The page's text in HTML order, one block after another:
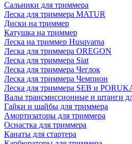
Сальники для триммера
Леска для триммера MATUR
Диски на триммер
Катушка на триммер
Леска на триммер Husqvarna
Леска для триммера OREGON
Леска для триммера Siat
Леска для триммера Чеглок
Леска для триммера Чемпион
Леска для триммера SEB и
Валы трансмиссионные и штанги
Гайки и шайбы для триммера
Амортизаторы для триммера
Оснастка для триммера
Канаты для стартера